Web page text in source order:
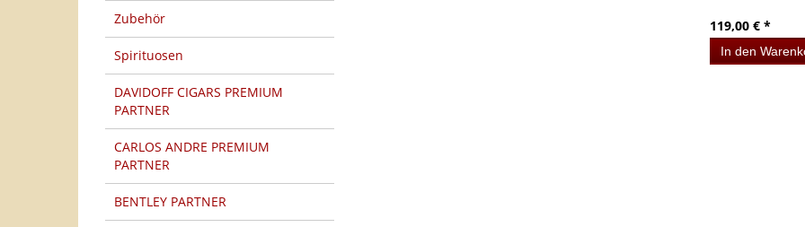
Zubehör
Spirituosen
DAVIDOFF CIGARS PREMIUM
PARTNER
CARLOS ANDRE PREMIUM
PARTNER
BENTLEY PARTNER
119,00 € *
In den